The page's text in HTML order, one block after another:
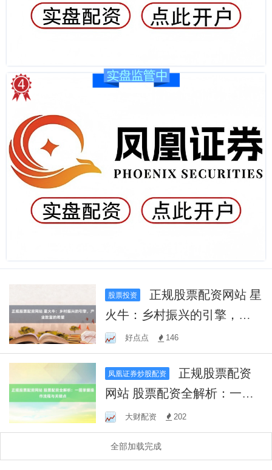
股票投资
火牛：乡村振兴的引擎，产
业致富的希望
好点点 146
凤凰证券炒股配资
网站 股票配资全解析：一图
掌握操作流程与关键点
大财配资 202
全部加载完成